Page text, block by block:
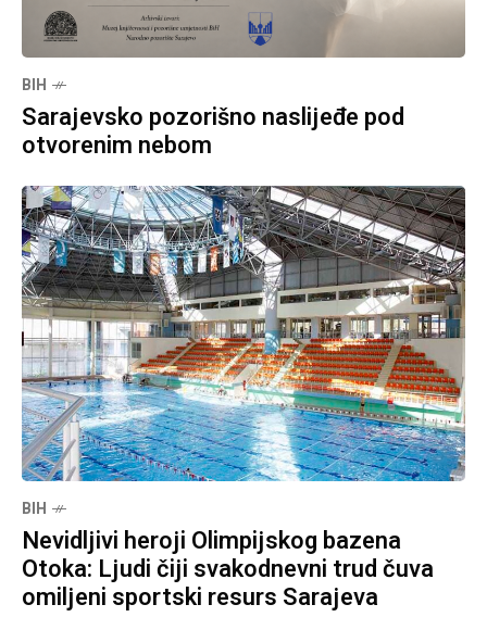
BIH
Sarajevsko pozorišno naslijeđe pod
otvorenim nebom
BIH
Nevidljivi heroji Olimpijskog bazena
Otoka: Ljudi čiji svakodnevni trud čuva
omiljeni sportski resurs Sarajeva